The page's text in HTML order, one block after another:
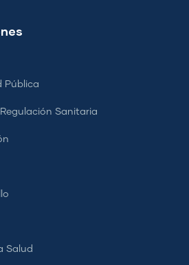
Pública
Sanitaria
Salud